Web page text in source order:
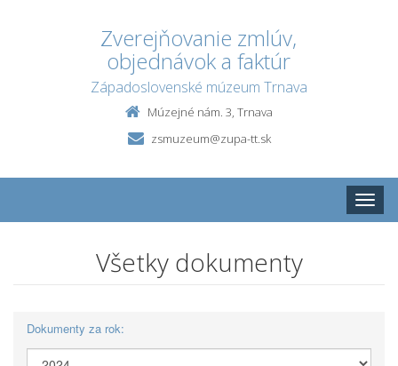
Zverejňovanie zmlúv,
objednávok a faktúr
Západoslovenské múzeum Trnava
Múzejné nám. 3, Trnava
zsmuzeum@zupa-tt.sk
Toggle
Všetky dokumenty
Dokumenty za rok: